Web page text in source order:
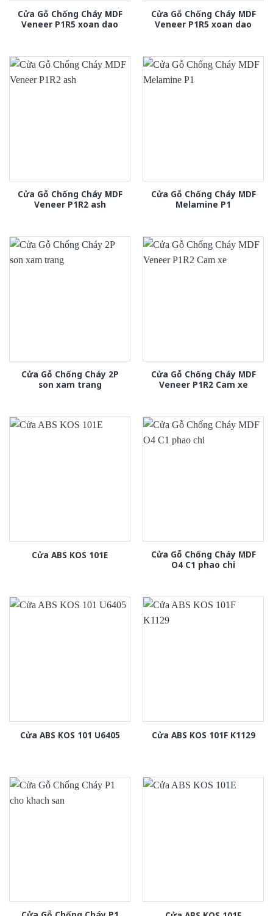
Cửa Gỗ Chống Cháy MDF
Veneer P1R5 xoan dao
Cửa Gỗ Chống Cháy MDF
Veneer P1R5 xoan dao
Cửa Gỗ Chống Cháy MDF
Veneer P1R2 ash
Cửa Gỗ Chống Cháy MDF
Melamine P1
Cửa Gỗ Chống Cháy 2P
son xam trang
Cửa Gỗ Chống Cháy MDF
Veneer P1R2 Cam xe
Cửa ABS KOS 101E
Cửa Gỗ Chống Cháy MDF
O4 C1 phao chi
Cửa ABS KOS 101 U6405 Cửa ABS KOS 101F K1129